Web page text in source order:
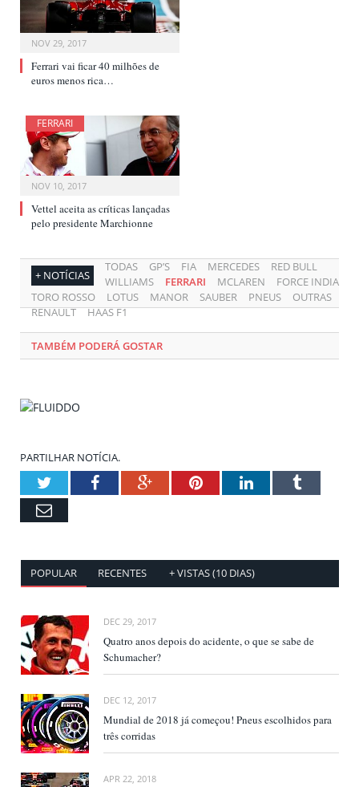
NOV 29, 2017
Ferrari vai ficar 40 milhões de
euros menos rica…
FERRARI
NOV 10, 2017
Vettel aceita as críticas lançadas
pelo presidente Marchionne
+ NOTÍCIAS
TODAS GP’S FIA MERCEDES
RED BULL
WILLIAMS
FERRARI MCLAREN
FORCE INDIA
TORO ROSSO
LOTUS MANOR SAUBER PNEUS
OUTRAS
RENAULT
HAAS F1
TAMBÉM PODERÁ GOSTAR
PARTILHAR NOTÍCIA.
TwitterFacebookGoogle+PinterestLinkedInTumblr
Email
POPULAR RECENTES + VISTAS (10 DIAS)
DEC 29, 2017
Quatro anos depois do acidente, o que se sabe de
Schumacher?
DEC 12, 2017
Mundial de 2018 já começou! Pneus escolhidos para
três corridas
APR 22, 2018